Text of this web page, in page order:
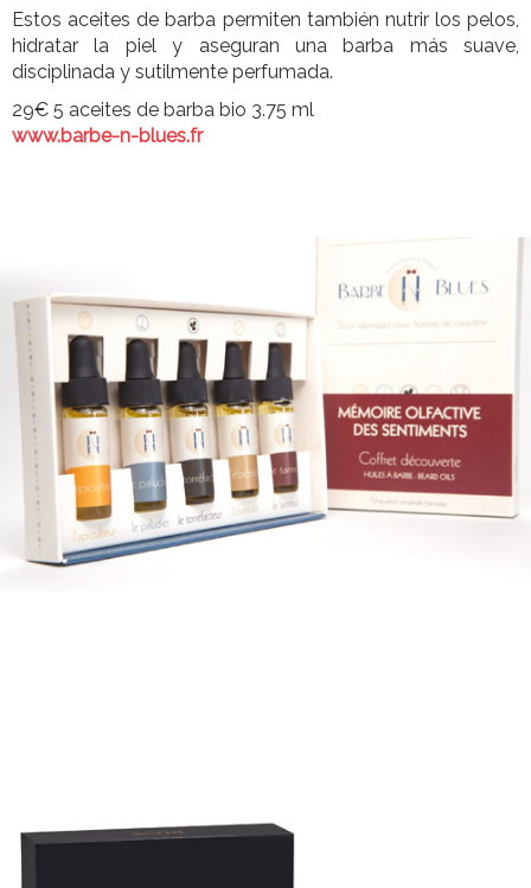
Estos aceites de barba permiten también nutrir los pelos,
hidratar la piel y aseguran una barba más suave,
disciplinada y sutilmente perfumada.
29€ 5 aceites de barba bio 3.75 ml
www.barbe-n-blues.fr